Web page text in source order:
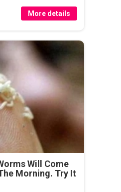
More details
Will Come
Morning. Try It